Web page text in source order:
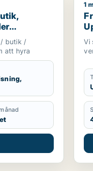
m.fl.
/ butik /
att hyra
1
Vi